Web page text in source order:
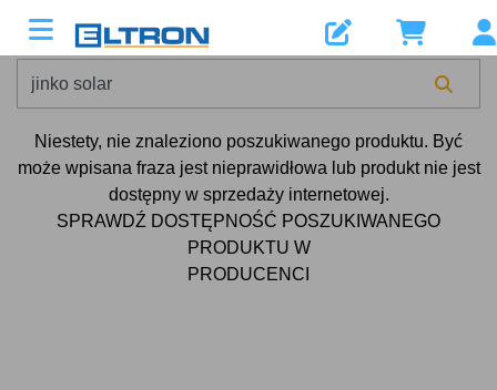
Niestety, nie znaleziono poszukiwanego produktu. Być
może wpisana fraza jest nieprawidłowa lub produkt nie jest
dostępny w sprzedaży internetowej.
SPRAWDŹ DOSTĘPNOŚĆ POSZUKIWANEGO
PRODUKTU W
PRODUCENCI